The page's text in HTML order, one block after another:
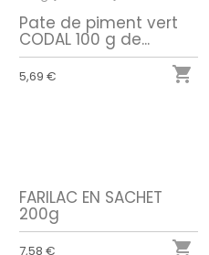
Pate de piment vert
CODAL 100 g de...
5,69 € 
FARILAC EN SACHET
200g
7,58 € 